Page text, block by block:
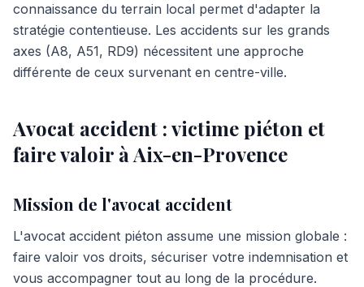
connaissance du terrain local permet d'adapter la
stratégie contentieuse. Les accidents sur les grands
axes (A8, A51, RD9) nécessitent une approche
différente de ceux survenant en centre-ville.
Avocat accident : victime piéton et
faire valoir à Aix-en-Provence
Mission de l'avocat accident
L'avocat accident piéton assume une mission globale :
faire valoir vos droits, sécuriser votre indemnisation et
vous accompagner tout au long de la procédure.